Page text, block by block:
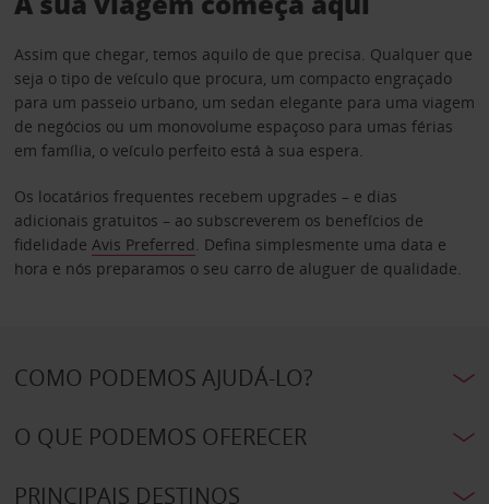
Assim que chegar, temos aquilo de que precisa. Qualquer que
seja o tipo de veículo que procura, um compacto engraçado
para um passeio urbano, um sedan elegante para uma viagem
de negócios ou um monovolume espaçoso para umas férias
em família, o veículo perfeito está à sua espera.
Os locatários frequentes recebem upgrades – e dias
adicionais gratuitos – ao subscreverem os benefícios de
fidelidade Avis Preferred. Defina simplesmente uma data e
hora e nós preparamos o seu carro de aluguer de qualidade.
COMO PODEMOS AJUDÁ-LO?
O QUE PODEMOS OFERECER
PRINCIPAIS DESTINOS